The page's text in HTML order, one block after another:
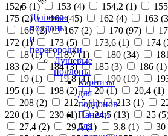
Душевые
поддоны
и
перегородки
Душевые
поддоны
Карнизы
для
поддонов
Панели
для
152,5 (1) 153 (4) 154,2 (1)
175 (2) 160 (45) 162 (4) 163 (3
166 (2) 167 (2) 170 (97)
172 (1) 173 (5) 173,6 (1) 174 (
18 (1) 18,7 (1) 180 (34)
183 (2) 184 (3) 185 (3) 186 (1)
19 (1) 19,8 (1) 190 (19)
195 (1) 198 (2) 20 (1) 20,4 (1)
208 (2) 212,5 (1) 213 (1)
220 (1) 230 (1) 24,5 (13) 25 (5
27,4 (2) 29,5 (1) 3,8 (1) 30